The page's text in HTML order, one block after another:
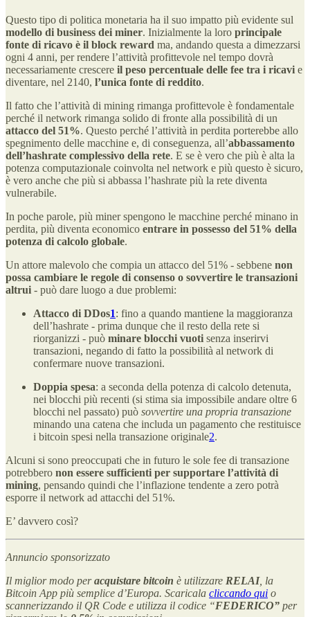
Questo tipo di politica monetaria ha il suo impatto più evidente sul
modello di business dei miner. Inizialmente la loro principale
fonte di ricavo è il block reward ma, andando questa a dimezzarsi
ogni 4 anni, per rendere l’attività profittevole nel tempo dovrà
necessariamente crescere il peso percentuale delle fee tra i ricavi e
diventare, nel 2140, l’unica fonte di reddito.
Il fatto che l’attività di mining rimanga profittevole è fondamentale
perché il network rimanga solido di fronte alla possibilità di un
attacco del 51%. Questo perché l’attività in perdita porterebbe allo
spegnimento delle macchine e, di conseguenza, all’abbassamento
dell’hashrate complessivo della rete. E se è vero che più è alta la
potenza computazionale coinvolta nel network e più questo è sicuro,
è vero anche che più si abbassa l’hashrate più la rete diventa
vulnerabile.
In poche parole, più miner spengono le macchine perché minano in
perdita, più diventa economico entrare in possesso del 51% della
potenza di calcolo globale.
Un attore malevolo che compia un attacco del 51% - sebbene non
possa cambiare le regole di consenso o sovvertire le transazioni
altrui - può dare luogo a due problemi:
Attacco di DDos1: fino a quando mantiene la maggioranza
dell’hashrate - prima dunque che il resto della rete si
riorganizzi - può minare blocchi vuoti senza inserirvi
transazioni, negando di fatto la possibilità al network di
confermare nuove transazioni.
Doppia spesa: a seconda della potenza di calcolo detenuta,
nei blocchi più recenti (si stima sia impossibile andare oltre 6
blocchi nel passato) può sovvertire una propria transazione
minando una catena che includa un pagamento che restituisce
i bitcoin spesi nella transazione originale2.
Alcuni si sono preoccupati che in futuro le sole fee di transazione
potrebbero non essere sufficienti per supportare l’attività di
mining, pensando quindi che l’inflazione tendente a zero potrà
esporre il network ad attacchi del 51%.
E’ davvero così?
Annuncio sponsorizzato
Il miglior modo peracquistare bitcoin è utilizzare RELAI, la
Bitcoin App più semplice d’Europa. Scaricala cliccando qui o
scannerizzando il QR Code e utilizza il codice “FEDERICO” per